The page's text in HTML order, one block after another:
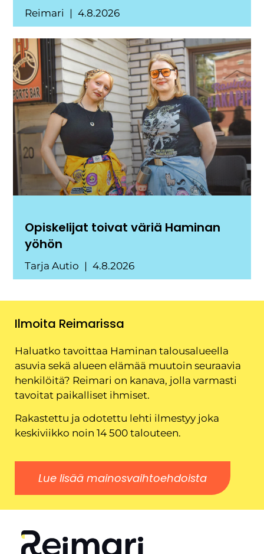
Reimari 4.8.2026
Opiskelijat toivat väriä Haminan
yöhön
Tarja Autio 4.8.2026
Ilmoita Reimarissa
Haluatko tavoittaa Haminan talousalueella
asuvia sekä alueen elämää muutoin seuraavia
henkilöitä? Reimari on kanava, jolla varmasti
tavoitat paikalliset ihmiset.
Rakastettu ja odotettu lehti ilmestyy joka
keskiviikko noin 14 500 talouteen.
Lue lisää mainosvaihtoehdoista